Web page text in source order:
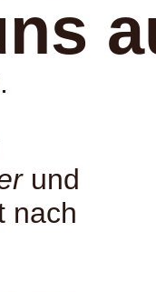
und
nach